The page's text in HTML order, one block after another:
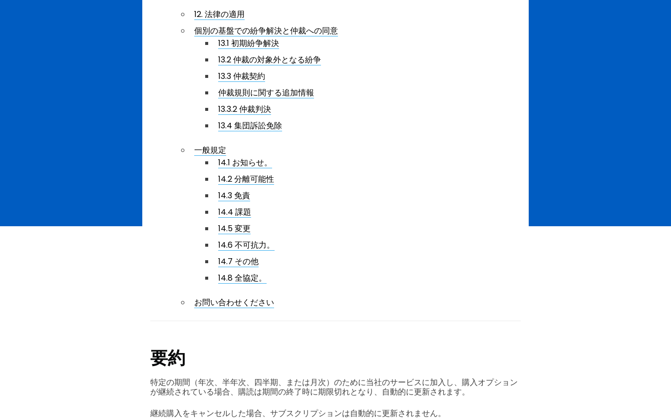
12. 法律の適用
個別の基盤での紛争解決と仲裁への同意
13.1 初期紛争解決
13.2 仲裁の対象外となる紛争
13.3 仲裁契約
仲裁規則に関する追加情報
13.3.2 仲裁判決
13.4 集団訴訟免除
一般規定
14.1 お知らせ。
14.2 分離可能性
14.3 免責
14.4 課題
14.5 変更
14.6 不可抗力。
14.7 その他
14.8 全協定。
お問い合わせください
要約
特定の期間（年次、半年次、四半期、または月次）のために当社のサービスに加入し、購入オプション
が継続されている場合、購読は期間の終了時に期限切れとなり、自動的に更新されます。
継続購入をキャンセルした場合、サブスクリプションは自動的に更新されません。